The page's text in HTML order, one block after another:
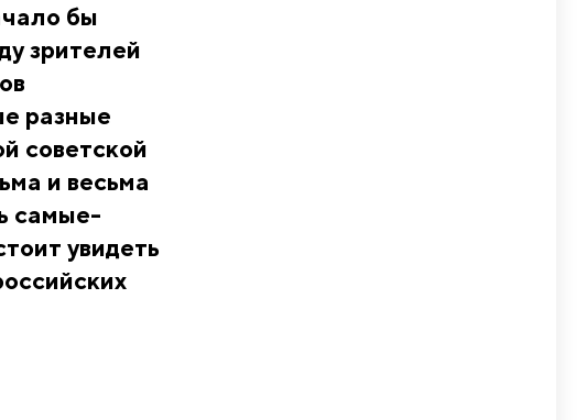
бы
зрителей
разные
советской
и весьма
самые-
увидеть